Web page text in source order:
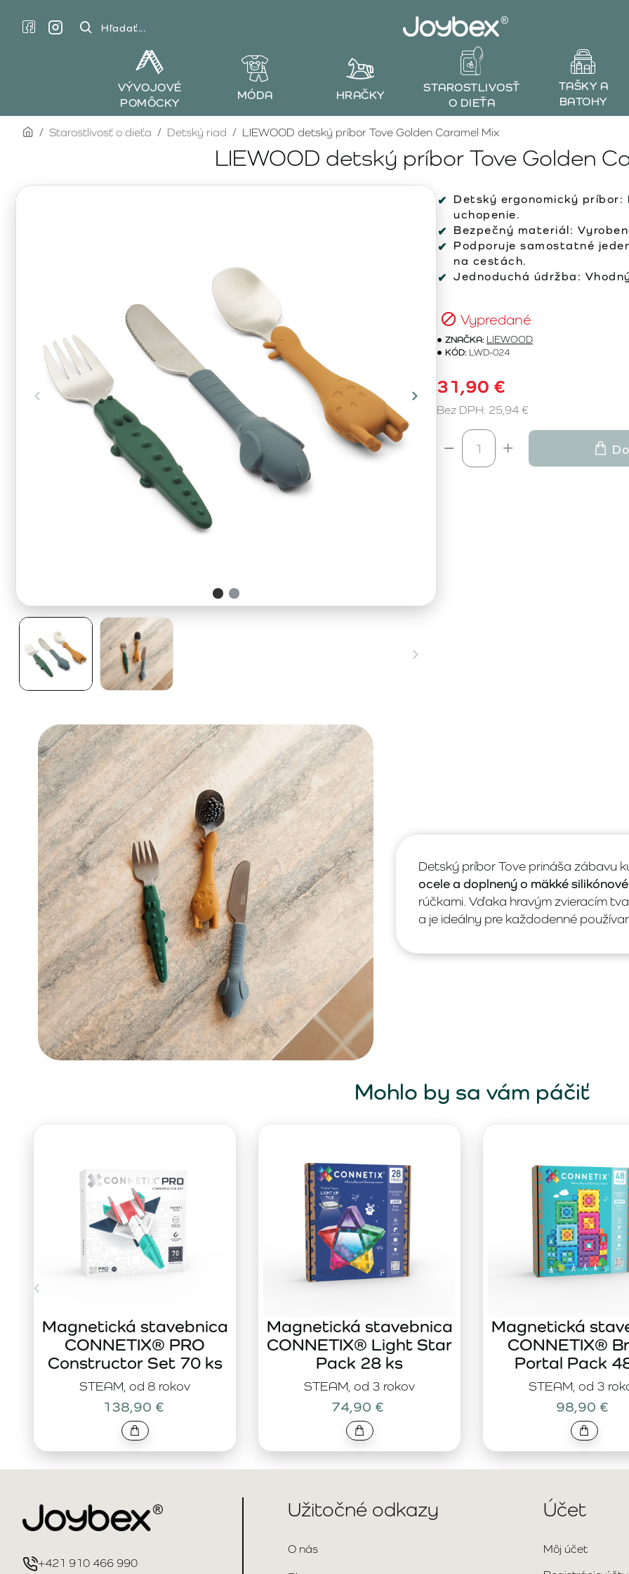
Hľadať...
VÝVOJOVÉ
POMÔCKY
MÓDA HRAČKY
STAROSTLIVOSŤ
O DIEŤA
TAŠKY A
BATOHY
LIEWOOD detský príbor Tove Golden
homeStarostlivosť o dieťa Detský riad LIEWOOD detský príbor Tove Golden Caramel Mix
Detský ergonomický
uchopenie.
Bezpečný materiál:
Podporuje samostatné
na cestách.
Jednoduchá údržba:
Vypredané
ZNAČKA: LIEWOOD
KÓD: LWD-024
31,90 €
Bez DPH: 25,94 €
Detský príbor Tove prináša zábavu
ocele a doplnený o mäkké
rúčkami. Vďaka hravým zvieracím
a je ideálny pre každodenné
Mohlo by sa vám páčiť
STEAM, od 8 rokov
Magnetická stavebnica
CONNETIX® PRO
Constructor Set 70 ks
138,90 €
STEAM, od 3 rokov
Magnetická stavebnica
CONNETIX® Light Star
Pack 28 ks
74,90 €
STEAM, od 3
Magnetická
CONNETIX®
Portal Pack
98,90 €
+421 910 466 990
Užitočné odkazy
O nás
Účet
Môj účet